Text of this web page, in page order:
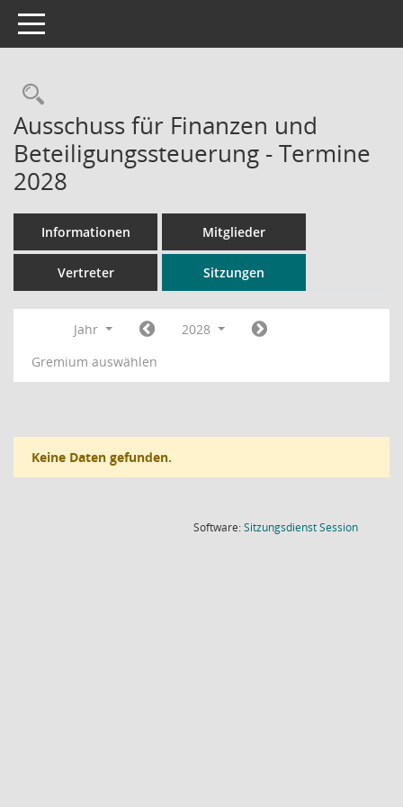
Toggle navigation
Rechercheauswahl
Ausschuss für Finanzen und
Beteiligungssteuerung - Termine
2028
Informationen Mitglieder
Vertreter Sitzungen
Jahr
2028
Gremium auswählen
Keine Daten gefunden.
Software:SitzungsdienstSession(Wird in